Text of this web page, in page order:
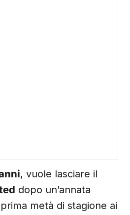
, vuole lasciare il
dopo un’annata
metà di stagione ai